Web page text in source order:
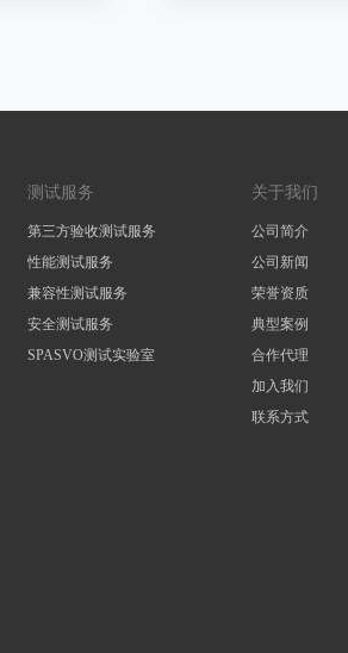
测试服务
第三方验收测试服务
性能测试服务
兼容性测试服务
安全测试服务
SPASVO测试实验室
关于我们
公司简介
公司新闻
荣誉资质
典型案例
合作代理
加入我们
联系方式